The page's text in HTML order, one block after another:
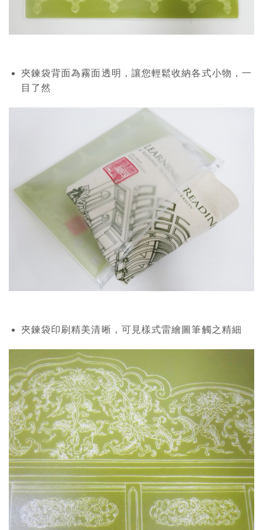
夾鍊袋背面為霧面透明，讓您輕鬆收納各式小物，一
目了然
夾鍊袋印刷精美清晰，可見樣式雷繪圖筆觸之精細